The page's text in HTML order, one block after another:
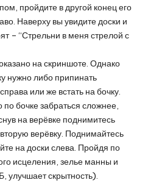
пройдите в другой конец его
Наверху вы увидите доски и
– “Стрельни в меня стрелой с
на скриншоте. Однако
нужно либо припинать
или же встать на бочку.
бочке забраться сложнее,
на верёвке поднимитесь
верёвку. Поднимайтесь
на доски слева. Пройдя по
исцеления, зелье манны и
улучшает скрытность).